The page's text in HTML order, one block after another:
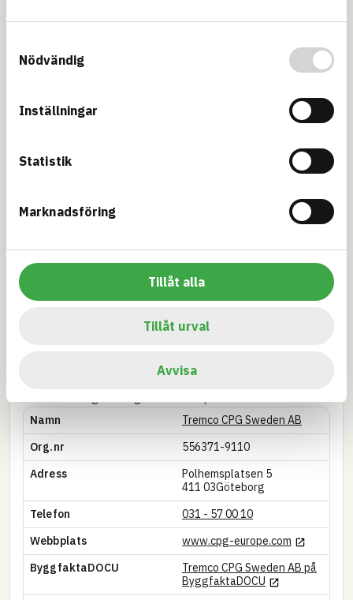
Nödvändig
Inställningar
Statistik
Marknadsföring
Tillåt alla
Tillåt urval
Avvisa
concern (SoC)
Namn
Tremco CPG Sweden AB
Org.nr
556371-9110
Adress
Polhemsplatsen 5
411 03Göteborg
Telefon
031 - 57 00 10
Webbplats
www.cpg-europe.com Länk till
ByggfaktaDOCU
Tremco CPG Sweden AB på
ByggfaktaDOCU Länk till annan